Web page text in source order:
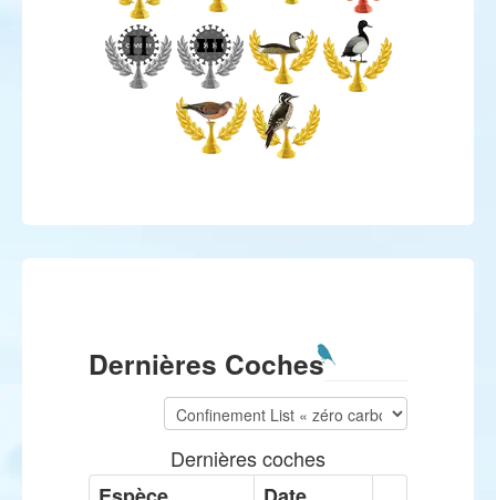
Dernières Coches
Dernières coches